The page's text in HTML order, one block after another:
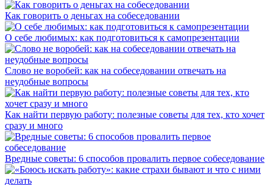
Как говорить о деньгах на собеседовании
О себе любимых: как подготовиться к самопрезентации
Слово не воробей: как на собеседовании отвечать на
неудобные вопросы
Как найти первую работу: полезные советы для тех, кто хочет
сразу и много
Вредные советы: 6 способов провалить первое собеседование